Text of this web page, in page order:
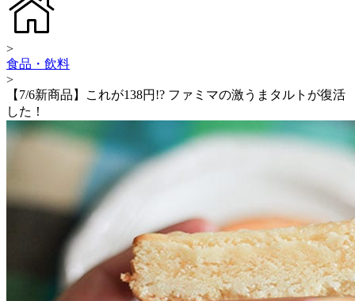
>
食品・飲料
>
【7/6新商品】これが138円!? ファミマの激うまタルトが復活
した！